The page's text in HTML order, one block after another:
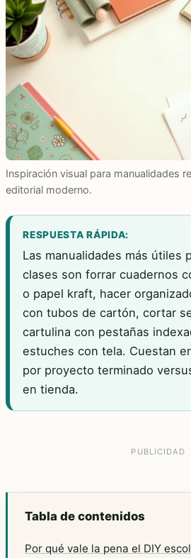
Inspiración visual para manualidades
editorial moderno.
RESPUESTA RÁPIDA:
Las manualidades más útiles
clases son forrar cuadernos
o papel kraft, hacer
con tubos de cartón, cortar
cartulina con pestañas
estuches con tela. Cuestan
por proyecto terminado
en tienda.
Tabla de contenidos
Por qué vale la pena el DIY